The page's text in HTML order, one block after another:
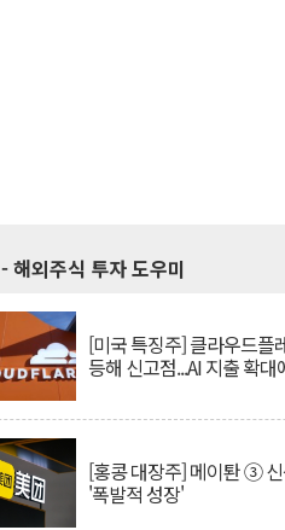
- 해외주식 투자 도우미
[미국 특징주] 클라우드플
등해 신고점...AI 지출 확대
[홍콩 대장주] 메이퇀 ③
'폭발적 성장'